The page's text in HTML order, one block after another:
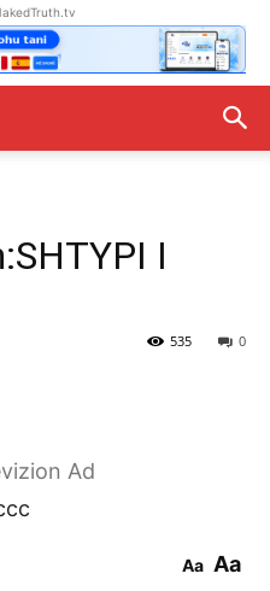
I
0
535
Ad
Aa Aa